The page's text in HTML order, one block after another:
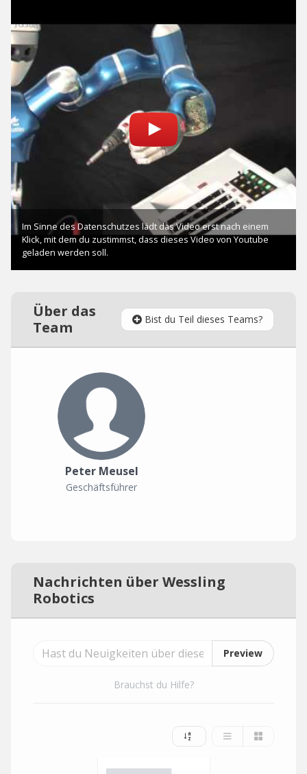
Über das
Team
Bist du Teil dieses Teams?
Peter Meusel
Geschäftsführer
Nachrichten über Wessling
Robotics
Preview
Brauchst du Hilfe?